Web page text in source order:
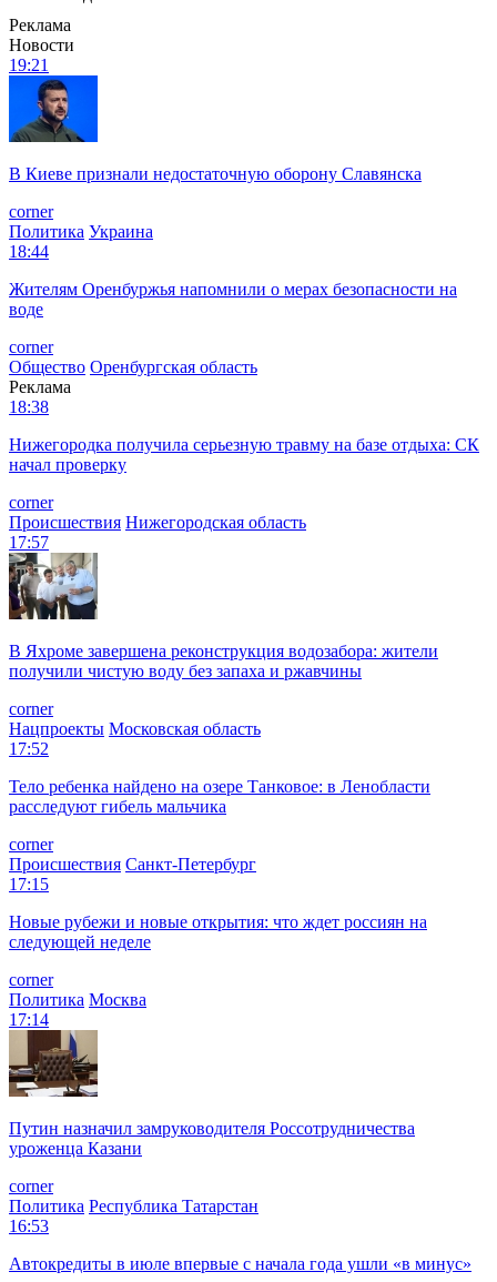
Реклама
Новости
19:21
В Киеве признали недостаточную оборону Славянска
corner
Политика Украина
18:44
Жителям Оренбуржья напомнили о мерах безопасности на
воде
corner
Общество Оренбургская область
Реклама
18:38
Нижегородка получила серьезную травму на базе отдыха: СК
начал проверку
corner
Происшествия Нижегородская область
17:57
В Яхроме завершена реконструкция водозабора: жители
получили чистую воду без запаха и ржавчины
corner
Нацпроекты Московская область
17:52
Тело ребенка найдено на озере Танковое: в Ленобласти
расследуют гибель мальчика
corner
Происшествия Санкт-Петербург
17:15
Новые рубежи и новые открытия: что ждет россиян на
следующей неделе
corner
Политика Москва
17:14
Путин назначил замруководителя Россотрудничества
уроженца Казани
corner
Политика Республика Татарстан
16:53
Автокредиты в июле впервые с начала года ушли «в минус»